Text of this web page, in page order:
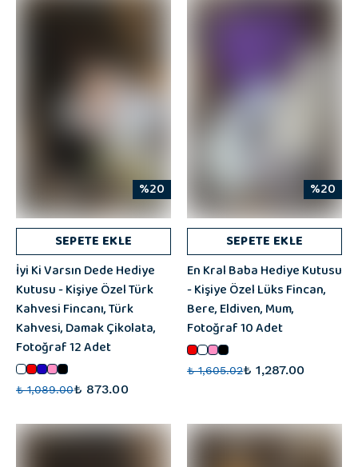
%20
SEPETE EKLE
İyi Ki Varsın Dede Hediye
Kutusu - Kişiye Özel Türk
Kahvesi Fincanı, Türk
Kahvesi, Damak Çikolata,
Fotoğraf 12 Adet
₺ 1,089.00₺ 873.00
%20
SEPETE EKLE
En Kral Baba Hediye Kutusu
- Kişiye Özel Lüks Fincan,
Bere, Eldiven, Mum,
Fotoğraf 10 Adet
₺ 1,605.02₺ 1,287.00